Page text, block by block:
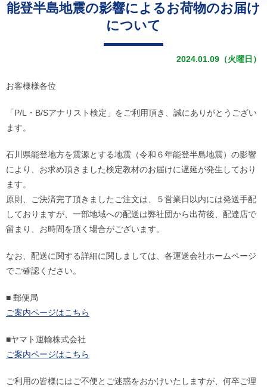
能登半島地震の影響によるお荷物のお届け
について
2024.01.09（火曜日）
お客様様各位
「P/L・B/Sアナリスト検定」をご利用頂き、誠にありがとうござい
ます。
石川県能登地方を震源とする地震（令和６年能登半島地震）の影響
により、お求め頂きました検定教材のお届けに遅延が発生しており
ます。
原則、ご決済完了頂きましたご注文は、５営業日以内には発送手配
しておりますが、一部地域への配送は弊社団から出荷後、配達店で
留まり、お時間を頂く場合がございます。
なお、配送に関する詳細に関しましては、各運送会社ホームページ
でご確認ください。
■ 郵便局
ご案内ページはこちら
■ヤマト運輸株式会社
ご案内ページはこちら
ご利用の皆様にはご不便とご迷惑をおかけいたしますが、何卒ご理